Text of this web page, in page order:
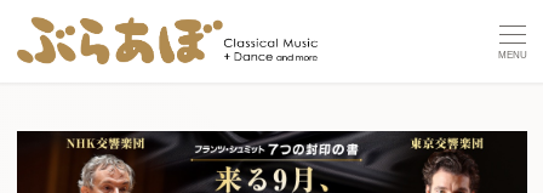
MENU